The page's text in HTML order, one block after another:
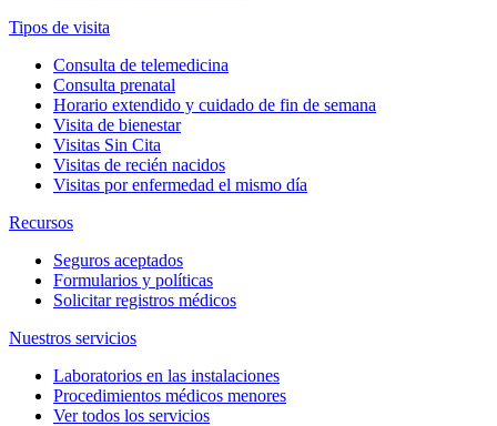
Tipos de visita
Consulta de telemedicina
Consulta prenatal
Horario extendido y cuidado de fin de semana
Visita de bienestar
Visitas Sin Cita
Visitas de recién nacidos
Visitas por enfermedad el mismo día
Recursos
Seguros aceptados
Formularios y políticas
Solicitar registros médicos
Nuestros servicios
Laboratorios en las instalaciones
Procedimientos médicos menores
Ver todos los servicios